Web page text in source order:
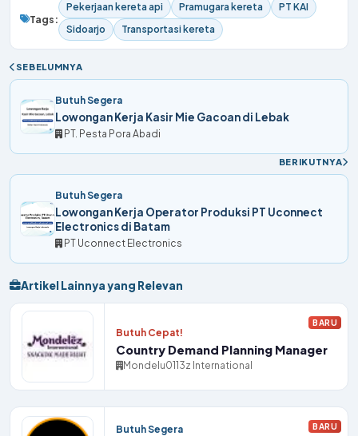
Tags:
Pekerjaan kereta api Pramugara kereta
PT KAI
Sidoarjo
Transportasi kereta
SEBELUMNYA
Butuh Segera
Lowongan Kerja Kasir Mie Gacoan di Lebak
PT. Pesta Pora Abadi
BERIKUTNYA
Butuh Segera
Lowongan Kerja Operator Produksi PT Uconnect
Electronics di Batam
PT Uconnect Electronics
Artikel Lainnya yang Relevan
Butuh Cepat!
Country Demand Planning Manager
Mondelu0113z International
BARU
Butuh Segera BARU